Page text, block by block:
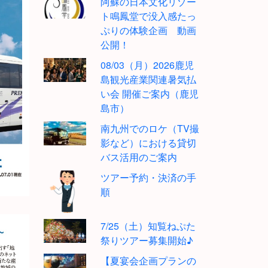
ト鳴鳳堂で没入感たっ
ぷりの体験企画 動画
公開！
08/03（月）2026鹿児
島観光産業関連暑気払
い会 開催ご案内（鹿児
島市）
南九州でのロケ（TV撮
影など）における貸切
バス活用のご案内
ツアー予約・決済の手
順
7/25（土）知覧ねぷた
祭りツアー募集開始♪
【夏宴会企画プランの